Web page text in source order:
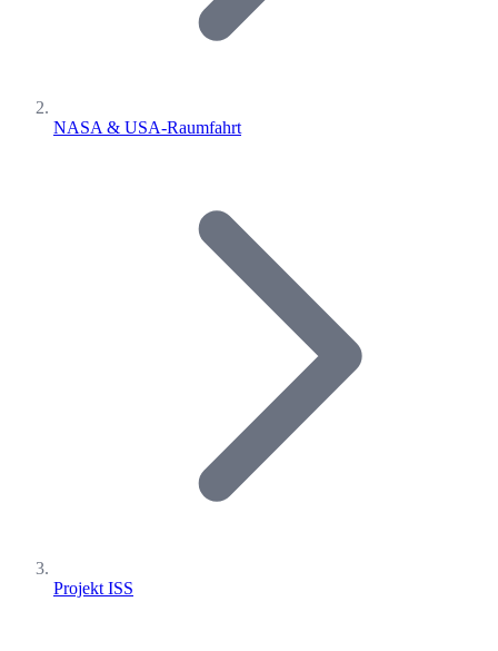
NASA & USA-Raumfahrt
Projekt ISS